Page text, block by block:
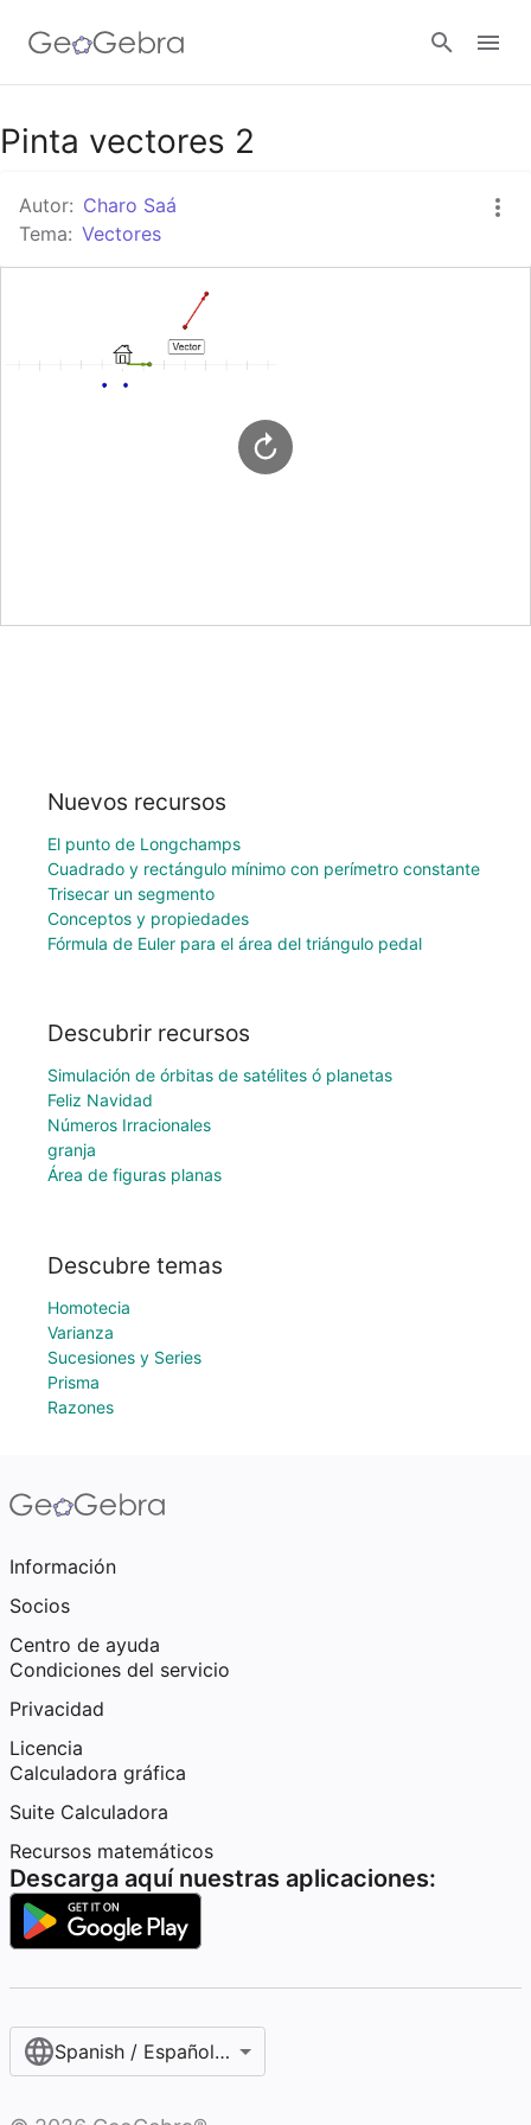
Google Classroom
GeoGebra Classroom
Pinta vectores 2
Autor: Charo Saá
Tema: Vectores
Nuevos recursos
El punto de Longchamps
Cuadrado y rectángulo mínimo con perímetro constante
Trisecar un segmento
Conceptos y propiedades
Fórmula de Euler para el área del triángulo pedal
Descubrir recursos
Simulación de órbitas de satélites ó planetas
Feliz Navidad
Números Irracionales
granja
Área de figuras planas
Descubre temas
Homotecia
Varianza
Sucesiones y Series
Prisma
Razones
Información
Socios
Centro de ayuda
Condiciones del servicio
Privacidad
Licencia
Calculadora gráfica
Suite Calculadora
Recursos matemáticos
Descarga aquí nuestras aplicaciones:
Spanish / Español (internacional)